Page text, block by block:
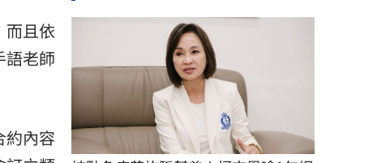
而且依
語老師
約內容